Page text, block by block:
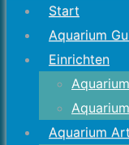
Start
Aquarium
Einrichten
Aquarium